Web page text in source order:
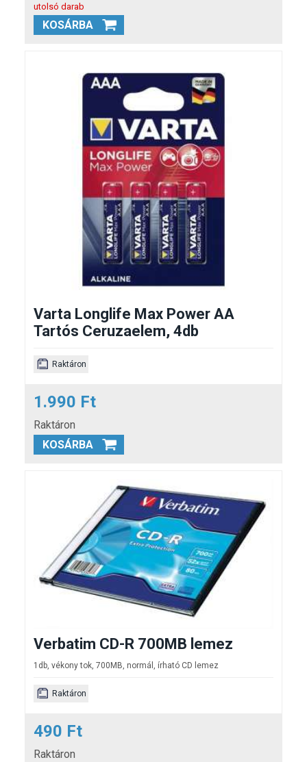
utolsó darab
KOSÁRBA
Varta Longlife Max Power AA
Tartós Ceruzaelem, 4db
Raktáron
1.990 Ft
Raktáron
KOSÁRBA
Verbatim CD-R 700MB lemez
1db, vékony tok, 700MB, normál, írható CD lemez
Raktáron
490 Ft
Raktáron